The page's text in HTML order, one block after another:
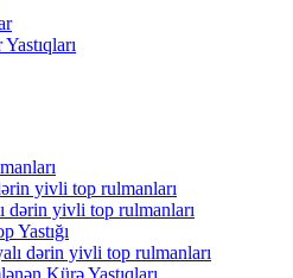
yivli top rulmanları
dərin yivli top rulmanları
Yastığı
dərin yivli top rulmanları
Kürə Yastıqları